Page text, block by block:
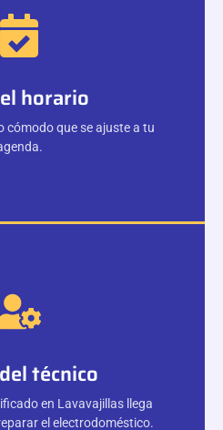
horario
cómodo que se ajuste a tu
técnico
en Lavavajillas llega
el electrodoméstico.